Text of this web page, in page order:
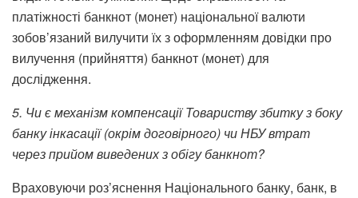
платіжності банкнот (монет) національної валюти
зобов’язаний вилучити їх з оформленням довідки про
вилучення (прийняття) банкнот (монет) для
дослідження.
5. Чи є механізм компенсації Товариству збитку з боку
банку інкасації (окрім договірного) чи НБУ втрат
через прийом виведених з обігу банкнот?
Враховуючи роз’яснення Національного банку, банк, в